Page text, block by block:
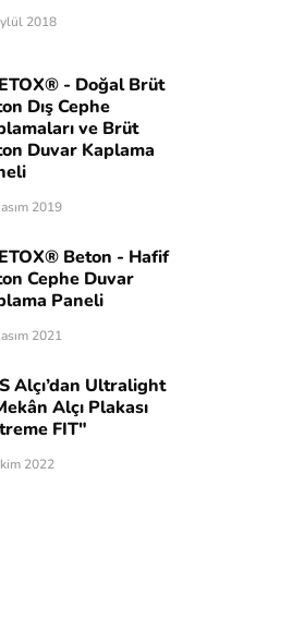
2018
- Doğal Brüt
Dış Cephe
ve Brüt
Duvar Kaplama
2019
Beton - Hafif
Cephe Duvar
Paneli
2021
Alçı’dan Ultralight
Alçı Plakası
FIT"
2022